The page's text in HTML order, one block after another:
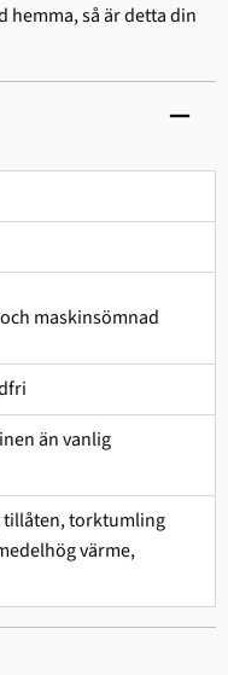
hemma, så är detta din
maskinsömnad
än vanlig
tillåten, torktumling
värme,